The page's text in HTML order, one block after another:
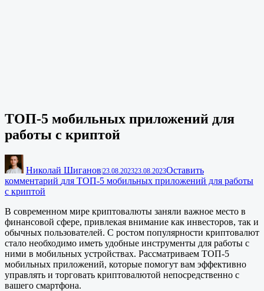
ТОП-5 мобильных приложений для
работы с криптой
Николай Шиганов|23.08.202323.08.2023Оставить
комментарий для ТОП-5 мобильных приложений для работы
с криптой
В современном мире криптовалюты заняли важное место в
финансовой сфере, привлекая внимание как инвесторов, так и
обычных пользователей. С ростом популярности криптовалют
стало необходимо иметь удобные инструменты для работы с
ними в мобильных устройствах. Рассматриваем ТОП-5
мобильных приложений, которые помогут вам эффективно
управлять и торговать криптовалютой непосредственно с
вашего смартфона.